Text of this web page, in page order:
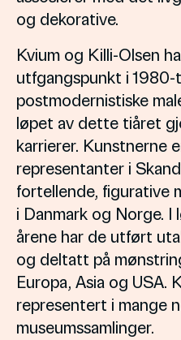
og dekorative.
Kvium og Killi-Olsen
utfgangspunkt i 1980-
postmodernistiske
løpet av dette tiåret
karrierer. Kunstnerne
representanter i
fortellende, figurative
i Danmark og Norge.
årene har de utført
og deltatt på
Europa, Asia og USA.
representert i mange
museumssamlinger.